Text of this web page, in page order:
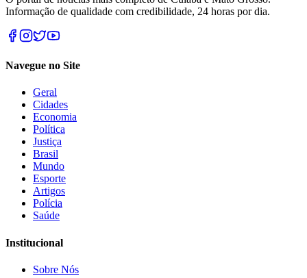
Informação de qualidade com credibilidade, 24 horas por dia.
Navegue no Site
Geral
Cidades
Economia
Política
Justiça
Brasil
Mundo
Esporte
Artigos
Polícia
Saúde
Institucional
Sobre Nós